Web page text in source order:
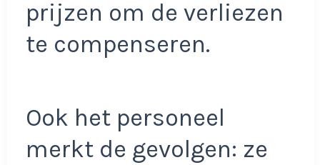
prijzen om de verliezen
te compenseren.
Ook het personeel
merkt de gevolgen: ze